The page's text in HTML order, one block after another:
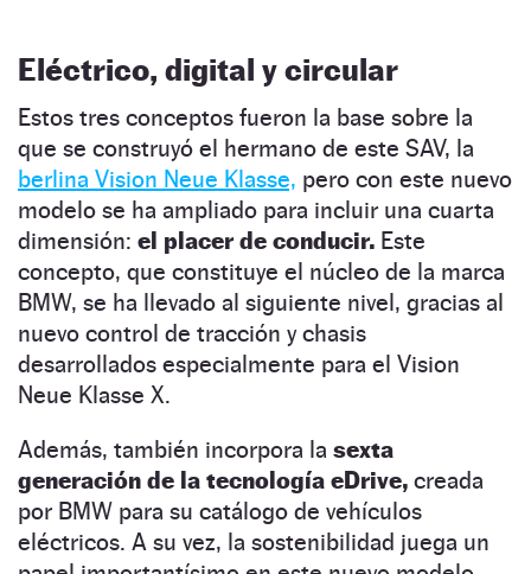
Eléctrico, digital y circular
Estos tres conceptos fueron la base sobre la
que se construyó el hermano de este SAV, la
berlina Vision Neue Klasse, pero con este nuevo
modelo se ha ampliado para incluir una cuarta
dimensión: el placer de conducir. Este
concepto, que constituye el núcleo de la marca
BMW, se ha llevado al siguiente nivel, gracias al
nuevo control de tracción y chasis
desarrollados especialmente para el Vision
Neue Klasse X.
Además, también incorpora la sexta
generación de la tecnología eDrive, creada
por BMW para su catálogo de vehículos
eléctricos. A su vez, la sostenibilidad juega un